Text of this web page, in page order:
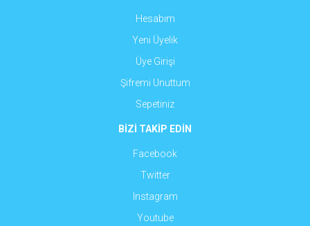
Hesabım
Yeni Üyelik
Üye Girişi
Şifremi Unuttum
Sepetiniz
BİZİ TAKİP EDİN
Facebook
Twitter
Instagram
Youtube